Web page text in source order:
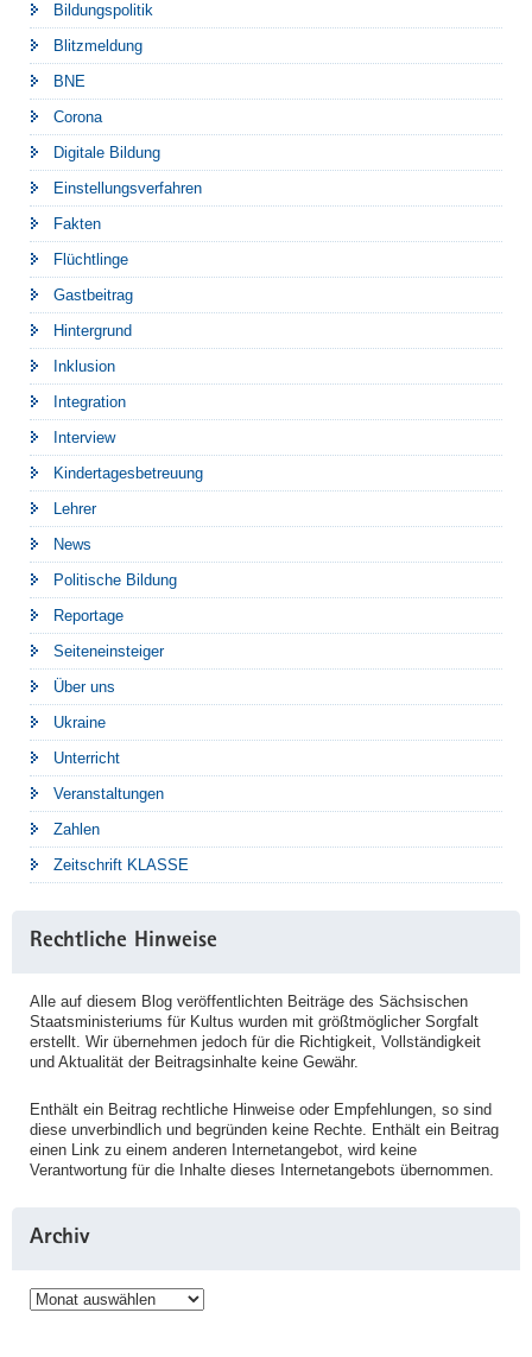
Bildungspolitik
Blitzmeldung
BNE
Corona
Digitale Bildung
Einstellungsverfahren
Fakten
Flüchtlinge
Gastbeitrag
Hintergrund
Inklusion
Integration
Interview
Kindertagesbetreuung
Lehrer
News
Politische Bildung
Reportage
Seiteneinsteiger
Über uns
Ukraine
Unterricht
Veranstaltungen
Zahlen
Zeitschrift KLASSE
Rechtliche Hinweise
Alle auf diesem Blog veröffentlichten Beiträge des Sächsischen
Staatsministeriums für Kultus wurden mit größtmöglicher Sorgfalt
erstellt. Wir übernehmen jedoch für die Richtigkeit, Vollständigkeit
und Aktualität der Beitragsinhalte keine Gewähr.
Enthält ein Beitrag rechtliche Hinweise oder Empfehlungen, so sind
diese unverbindlich und begründen keine Rechte. Enthält ein Beitrag
einen Link zu einem anderen Internetangebot, wird keine
Verantwortung für die Inhalte dieses Internetangebots übernommen.
Archiv
Archiv